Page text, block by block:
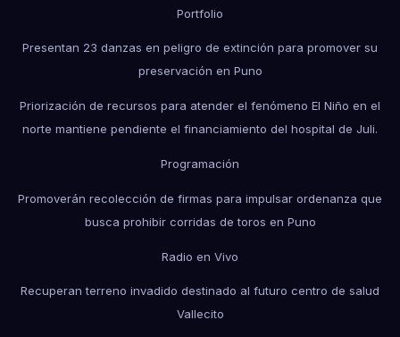
Portfolio
Presentan 23 danzas en peligro de extinción para promover su
preservación en Puno
Priorización de recursos para atender el fenómeno El Niño en el
norte mantiene pendiente el financiamiento del hospital de Juli.
Programación
Promoverán recolección de firmas para impulsar ordenanza que
busca prohibir corridas de toros en Puno
Radio en Vivo
Recuperan terreno invadido destinado al futuro centro de salud
Vallecito